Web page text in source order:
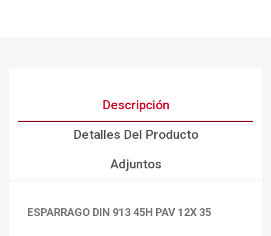
Descripción
Detalles Del Producto
Adjuntos
ESPARRAGO DIN 913 45H PAV 12X 35